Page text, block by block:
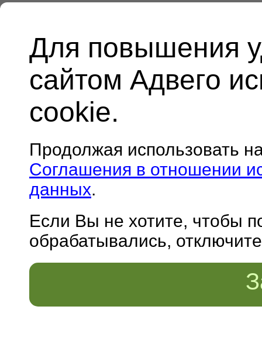
Для повышения
сайтом Адвего
cookie.
Продолжая использовать
Соглашения в отношении
данных.
Если Вы не хотите, чтобы
обрабатывались,